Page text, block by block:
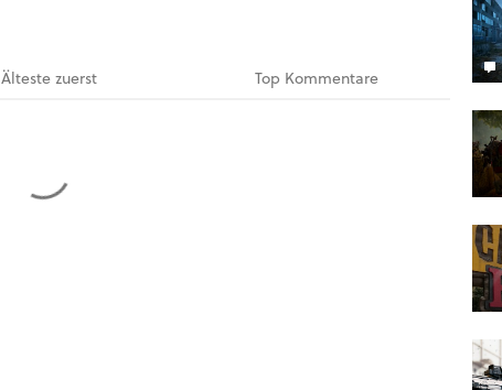
Ältestezuerst Top Kommentare